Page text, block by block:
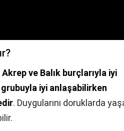
Akrep ve Balık burçlarıyla iyi
iyi anlaşabilirken
. Duygularını doruklarda